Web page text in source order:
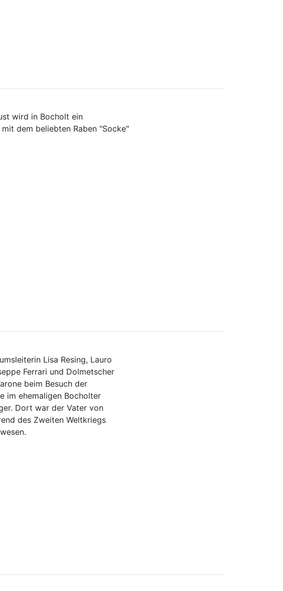
wird in Bocholt ein
mit dem beliebten Raben "Socke"
Lisa Resing, Lauro
Ferrari und Dolmetscher
beim Besuch der
im ehemaligen Bocholter
Dort war der Vater von
des Zweiten Weltkriegs